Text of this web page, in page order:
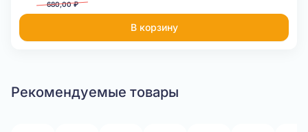
680,00 ₽
В корзину
Рекомендуемые товары